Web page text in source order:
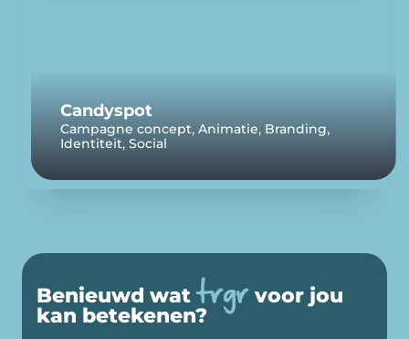
Candyspot
Campagne concept, Animatie, Branding,
Identiteit, Social
Benieuwd wattrgr voor jou
kan betekenen?